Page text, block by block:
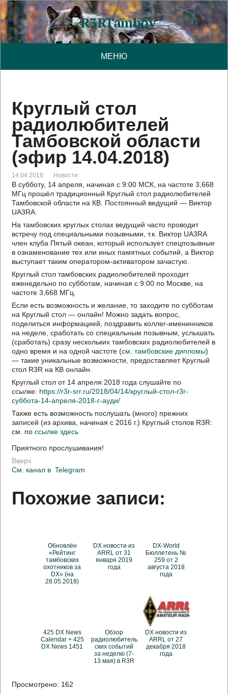
МЕНЮ
Круглый стол
радиолюбителей
Тамбовской области
(эфир 14.04.2018)
14.04.2018 Новости
В субботу, 14 апреля, начиная с 9:00 МСК, на частоте 3,668
МГц прошёл традиционный Круглый стол радиолюбителей
Тамбовской области на КВ. Постоянный ведущий — Виктор
UA3RA.
На тамбовских круглых столах ведущий часто проводит
встречу под специальными позывными, т.к. Виктор UA3RA
член клуба Пятый океан, который использует спецпозывные
в ознаменование тех или иных памятных событий, а Виктор
выступает таким оператором-активатором зачастую.
Круглый стол тамбовских радиолюбителей проходит
еженедельно по субботам, начиная с 9:00 по Москве, на
частоте 3,668 МГц.
Если есть возможность и желание, то заходите по субботам
на Круглый стол — онлайн! Можно задать вопрос,
поделиться информацией, поздравить коллег-именинников
на неделе, сработать со специальным позывным, услышать
(сработать) сразу нескольких тамбовских радиолюбителей в
одно время и на одной частоте (см. тамбовские дипломы)
— такие уникальные возможности, предоставляет Круглый
стол R3R на КВ онлайн.
Круглый стол от 14 апреля 2018 года слушайте по
ссылке: https://r3r-srr.ru/2018/04/14/круглый-стол-r3r-
суббота-14-апреля-2018-г-ауди/
Также есть возможность послушать (много) прежних
записей (из архива, начиная с 2016 г.) Круглый столов R3R:
см. поссылке здесь
Приятного прослушивания!
Вверх
См. канал в Telegram
Похожие записи:
Обновлён
«Рейтинг
тамбовских
охотников за
DX» (на
28.05.2018)
DX новости из
ARRL от 31
января 2019
года
DX-World
Бюллетень №
259 от 2
августа 2018
года
425 DX News
Calendar + 425
DX News 1451
Обзор
радиолюбитель
ских событий
за неделю (7-
13 мая) в R3R
DX новости из
ARRL от 27
декабря 2018
года
Просмотрено: 162